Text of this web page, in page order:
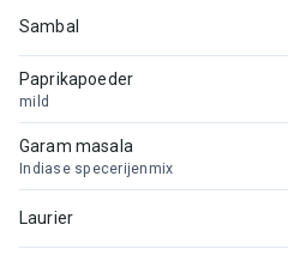
Sambal
Paprikapoeder
mild
Garam masala
Indiase specerijenmix
Laurier